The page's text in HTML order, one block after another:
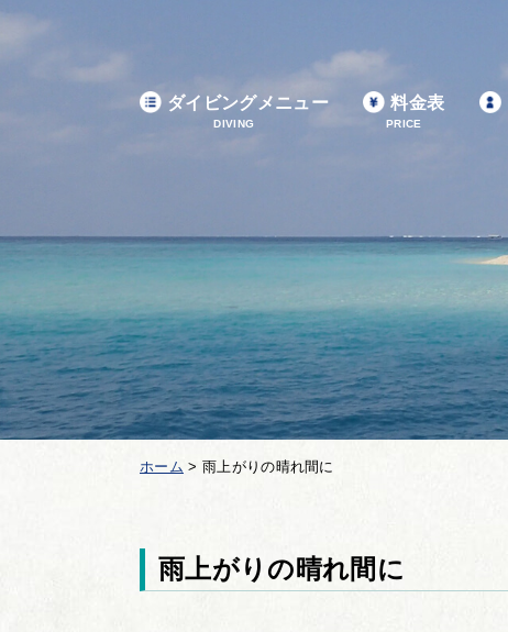
ダイビングメニュー
DIVING
料金表
PRICE
ホーム > 雨上がりの晴れ間に
雨上がりの晴れ間に